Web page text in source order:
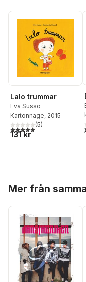
Lalo trummar
Eva Susso
Kartonnage, 2015
5,0utav 5 stjärnor. Totalt
(5)
131 kr
Mer från